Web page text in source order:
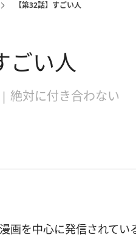
【第32話】すごい人
ごい人
絶対に付き合わない
を中心に発信されてい